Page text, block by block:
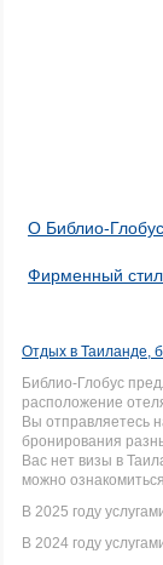
О Библио-Глобус
Фирменный
Отдых в Таиланде,
Библио-Глобус
расположение
Вы отправляетесь
бронирования
Вас нет визы в
можно ознакомиться
В 2025 году
В 2024 году